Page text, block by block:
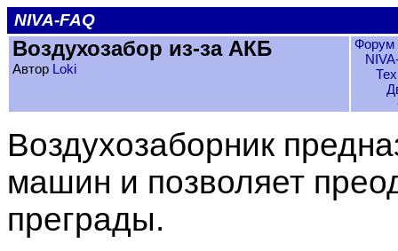
NIVA-FAQ
Воздухозабор из-за АКБ
Автор Loki
Форум
Воздухозаборник
машин и позволяет
преграды.